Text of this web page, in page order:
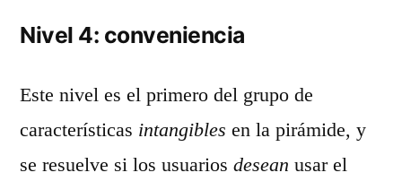
Nivel 4: conveniencia
Este nivel es el primero del grupo de
características intangibles en la pirámide, y
se resuelve si los usuarios desean usar el